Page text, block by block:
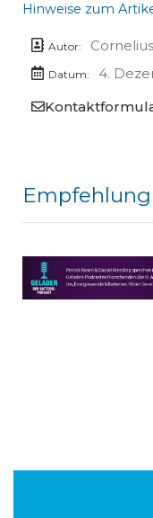
Hinweise zum
Autor:
Datum:
4.
Empfehlung